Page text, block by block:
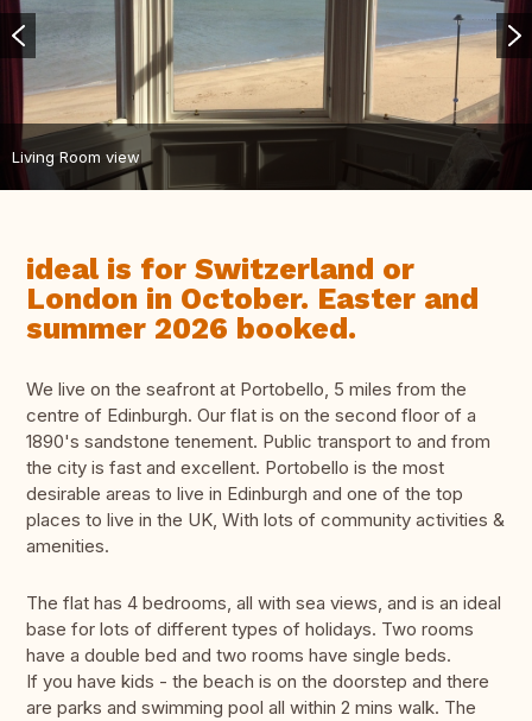
Living Room view
ideal is for Switzerland or
London in October. Easter and
summer 2026 booked.
We live on the seafront at Portobello, 5 miles from the
centre of Edinburgh. Our flat is on the second floor of a
1890's sandstone tenement. Public transport to and from
the city is fast and excellent. Portobello is the most
desirable areas to live in Edinburgh and one of the top
places to live in the UK, With lots of community activities &
amenities.
The flat has 4 bedrooms, all with sea views, and is an ideal
base for lots of different types of holidays. Two rooms
have a double bed and two rooms have single beds.
If you have kids - the beach is on the doorstep and there
are parks and swimming pool all within 2 mins walk. The